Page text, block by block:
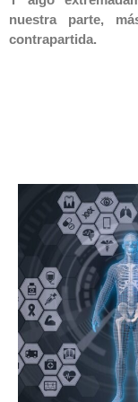
nuestra parte,
contrapartida.